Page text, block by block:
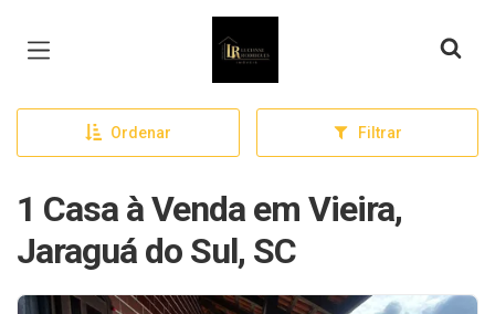
Página inicial
Ordenar Filtrar
1 Casa à Venda em Vieira,
Jaraguá do Sul, SC